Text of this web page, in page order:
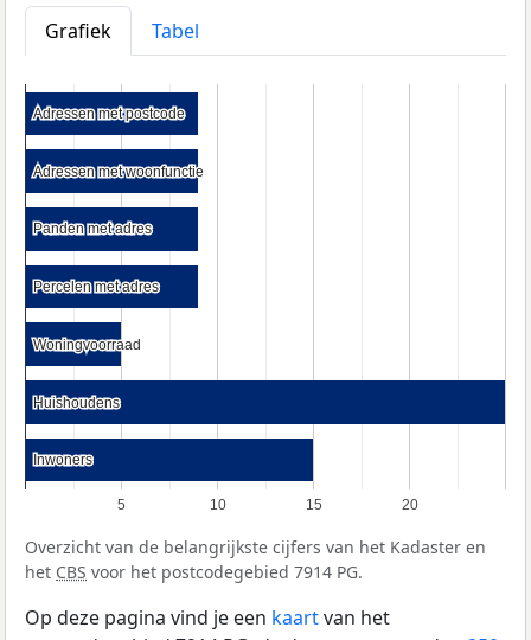
Grafiek
Tabel
5 10 15 20
Adressen met postcode
Adressen met postcode
Adressen met woonfunctie
Adressen met woonfunctie
Panden met adres
Panden met adres
Percelen met adres
Percelen met adres
Woningvoorraad
Woningvoorraad
Huishoudens
Huishoudens
Inwoners
Inwoners
Overzicht van de belangrijkste cijfers van het Kadaster en
het CBS voor het postcodegebied 7914 PG.
Op deze pagina vind je een kaartvan het